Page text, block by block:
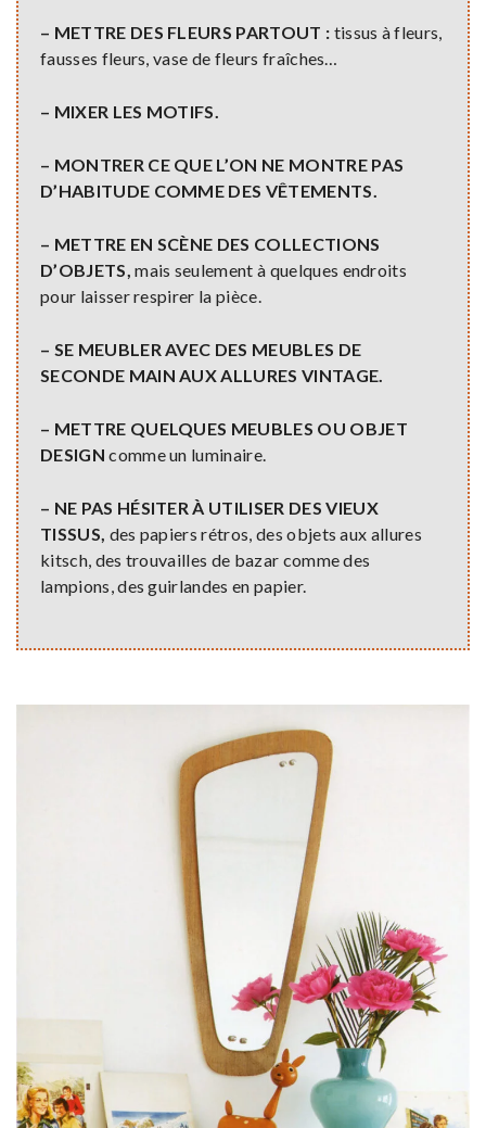
– METTRE DES FLEURS PARTOUT : tissus à fleurs,
fausses fleurs, vase de fleurs fraîches…
– MIXER LES MOTIFS.
– MONTRER CE QUE L’ON NE MONTRE PAS
D’HABITUDE COMME DES VÊTEMENTS.
– METTRE EN SCÈNE DES COLLECTIONS
D’OBJETS, mais seulement à quelques endroits
pour laisser respirer la pièce.
– SE MEUBLER AVEC DES MEUBLES DE
SECONDE MAIN AUX ALLURES VINTAGE.
– METTRE QUELQUES MEUBLES OU OBJET
DESIGN comme un luminaire.
– NE PAS HÉSITER À UTILISER DES VIEUX
TISSUS, des papiers rétros, des objets aux allures
kitsch, des trouvailles de bazar comme des
lampions, des guirlandes en papier.